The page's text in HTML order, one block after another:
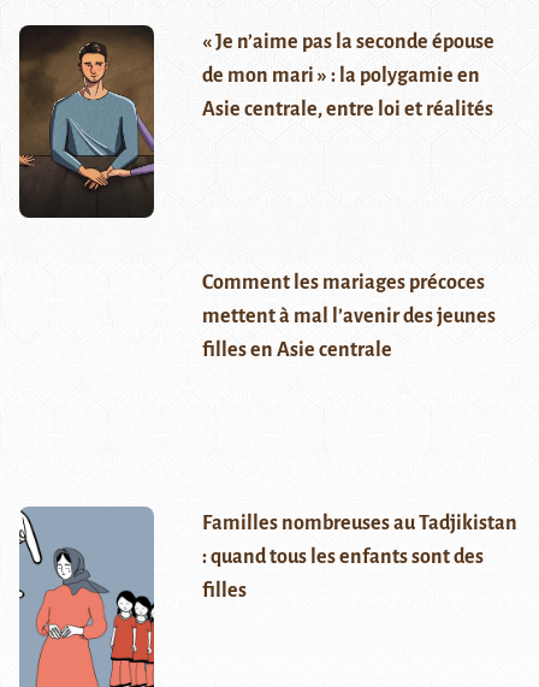
« Je n’aime pas la seconde épouse
de mon mari » : la polygamie en
Asie centrale, entre loi et réalités
Comment les mariages précoces
mettent à mal l’avenir des jeunes
filles en Asie centrale
Familles nombreuses au Tadjikistan
: quand tous les enfants sont des
filles